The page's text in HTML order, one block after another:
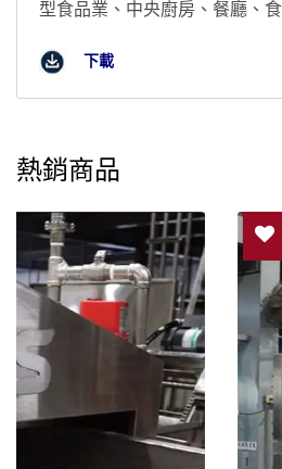
型食品業、中央廚房、餐廳、
下載
熱銷商品